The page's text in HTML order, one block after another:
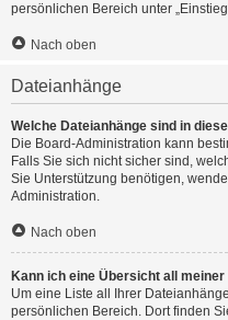
persönlichen Bereich unter
Nach oben
Dateianhänge
Welche Dateianhänge sind in
Die Board-Administration kann
Falls Sie sich nicht sicher sind,
Sie Unterstützung benötigen,
Administration.
Nach oben
Kann ich eine Übersicht all
Um eine Liste all Ihrer
persönlichen Bereich. Dort finden